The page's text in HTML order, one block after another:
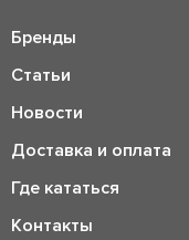
Бренды
Статьи
Новости
Доставка и оплата
Где кататься
Контакты